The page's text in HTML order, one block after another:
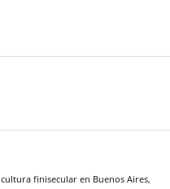
finisecular en Buenos Aires,